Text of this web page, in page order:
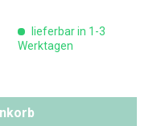
lieferbar in 1-3
Werktagen